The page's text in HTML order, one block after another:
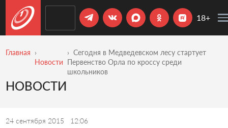
18+
Главная
Новости
Сегодня в Медведевском лесу стартует
Первенство Орла по кроссу среди
школьников
НОВОСТИ
24 сентября 2015 12:06